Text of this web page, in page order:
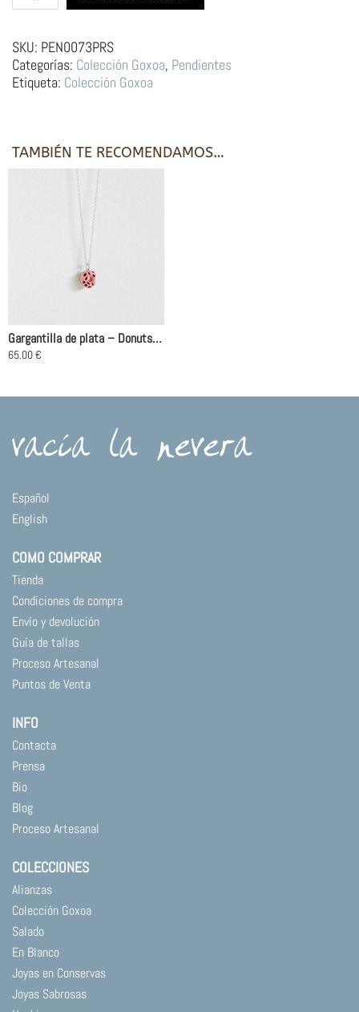
de
|
Donuts
Rosa
cantidad
SKU: PEN0073PRS
Categorías: Colección Goxoa, Pendientes
Etiqueta: Colección Goxoa
TAMBIÉN TE RECOMENDAMOS…
Gargantilla de plata – Donuts Rosa
65.00€
variantes.
Las
se
pueden
elegir
la
página
de
producto
Español
English
COMO COMPRAR
Tienda
Condiciones de compra
Envío y devolución
Guía de tallas
Proceso Artesanal
Puntos de Venta
INFO
Contacta
Prensa
Bio
Blog
Proceso Artesanal
COLECCIONES
Alianzas
Colección Goxoa
Salado
En Blanco
Joyas en Conservas
Joyas Sabrosas